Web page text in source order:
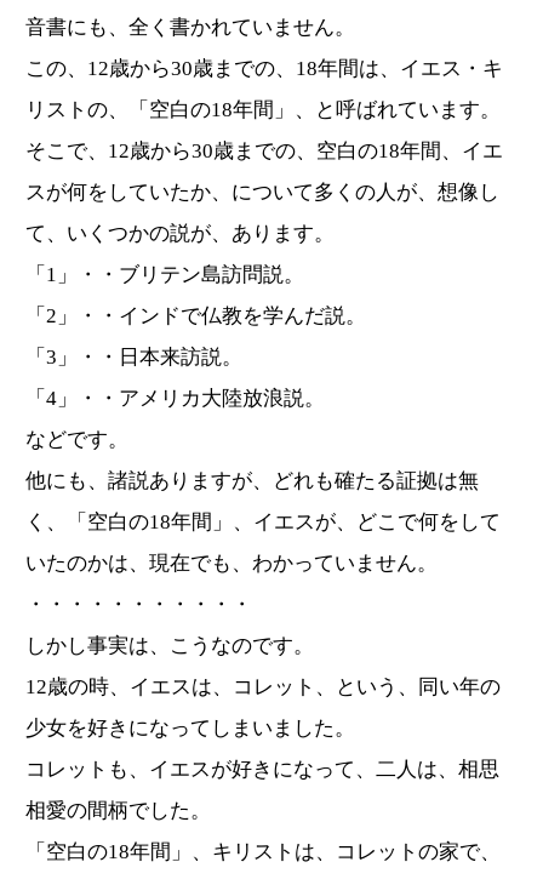
音書にも、全く書かれていません。
この、12歳から30歳までの、18年間は、イエス・キ
リストの、「空白の18年間」、と呼ばれています。
そこで、12歳から30歳までの、空白の18年間、イエ
スが何をしていたか、について多くの人が、想像し
て、いくつかの説が、あります。
「1」・・ブリテン島訪問説。
「2」・・インドで仏教を学んだ説。
「3」・・日本来訪説。
「4」・・アメリカ大陸放浪説。
などです。
他にも、諸説ありますが、どれも確たる証拠は無
く、「空白の18年間」、イエスが、どこで何をして
いたのかは、現在でも、わかっていません。
・・・・・・・・・・・
しかし事実は、こうなのです。
12歳の時、イエスは、コレット、という、同い年の
少女を好きになってしまいました。
コレットも、イエスが好きになって、二人は、相思
相愛の間柄でした。
「空白の18年間」、キリストは、コレットの家で、